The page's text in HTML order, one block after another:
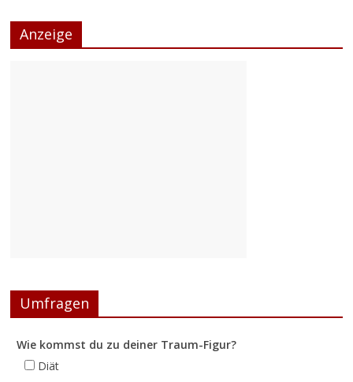
Anzeige
Umfragen
Wie kommst du zu deiner Traum-Figur?
Diät